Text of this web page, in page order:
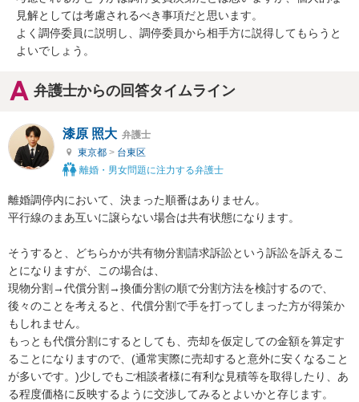
見解としては考慮されるべき事項だと思います。
よく調停委員に説明し、調停委員から相手方に説得してもらうと
よいでしょう。
弁護士からの回答タイムライン
漆原 照大 弁護士
東京都 > 台東区
離婚・男女問題に注力する弁護士
離婚調停内において、決まった順番はありません。
平行線のまあ互いに譲らない場合は共有状態になります。
そうすると、どちらかが共有物分割請求訴訟という訴訟を訴えるこ
とになりますが、この場合は、
現物分割→代償分割→換価分割の順で分割方法を検討するので、
後々のことを考えると、代償分割で手を打ってしまった方が得策か
もしれません。
もっとも代償分割にするとしても、売却を仮定しての金額を算定す
ることになりますので、(通常実際に売却すると意外に安くなること
が多いです。)少しでもご相談者様に有利な見積等を取得したり、あ
る程度価格に反映するように交渉してみるとよいかと存じます。